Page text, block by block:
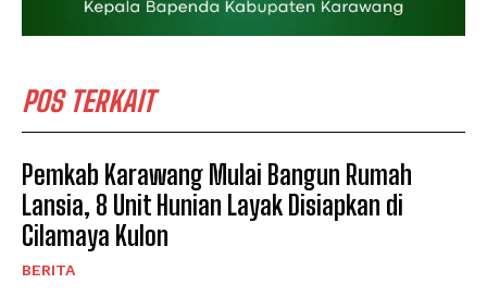
POS TERKAIT
Pemkab Karawang Mulai Bangun Rumah
Lansia, 8 Unit Hunian Layak Disiapkan di
Cilamaya Kulon
BERITA